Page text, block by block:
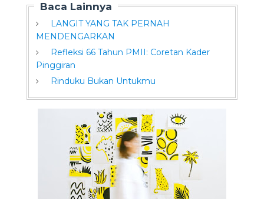
Baca Lainnya
LANGIT YANG TAK PERNAH
MENDENGARKAN
Refleksi 66 Tahun PMII: Coretan Kader
Pinggiran
Rinduku Bukan Untukmu